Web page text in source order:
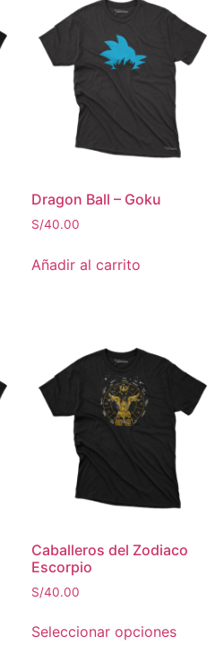
Dragon Ball – Goku
S/40.00
Añadir al carrito
Caballeros del Zodiaco
Escorpio
S/40.00
Seleccionar opciones